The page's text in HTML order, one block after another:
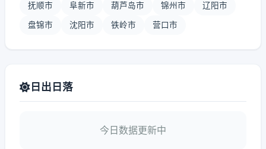
抚顺市 阜新市 葫芦岛市 锦州市 辽阳市
盘锦市 沈阳市 铁岭市 营口市
日出日落
今日数据更新中